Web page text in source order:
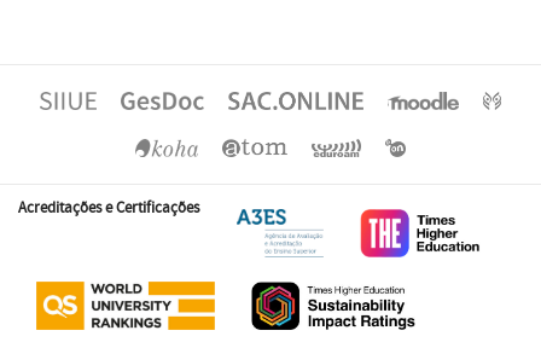
Acreditações e Certificações